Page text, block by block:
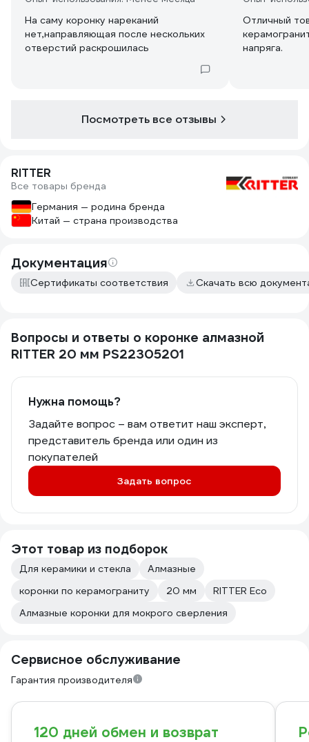
На саму коронку нареканий
нет,направляющая после нескольких
отверстий раскрошилась
Отличный
напряга.
Посмотреть все отзывы
RITTER
Все товары бренда
Германия — родина бренда
Китай — страна производства
Документация
Сертификаты соответствия Скачать всю
Вопросы и ответы о коронке алмазной
RITTER 20 мм PS22305201
Нужна помощь?
Задайте вопрос – вам ответит наш эксперт,
представитель бренда или один из
покупателей
Задать вопрос
Этот товар из подборок
Для керамики и стекла
Алмазные
коронки по керамограниту
20 мм
RITTER Eco
Алмазные коронки для мокрого сверления
Сервисное обслуживание
Гарантия производителя
120 дней обмен и возврат